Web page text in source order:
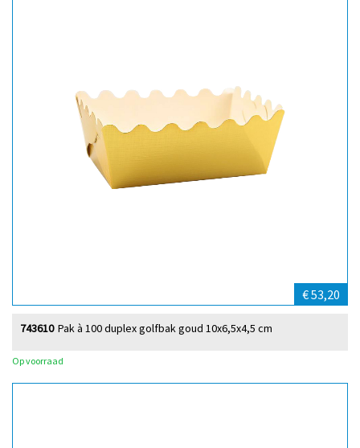
€ 53,20
Pak à 100 duplex golfbak goud 10x6,5x4,5 cm
743610
Op voorraad